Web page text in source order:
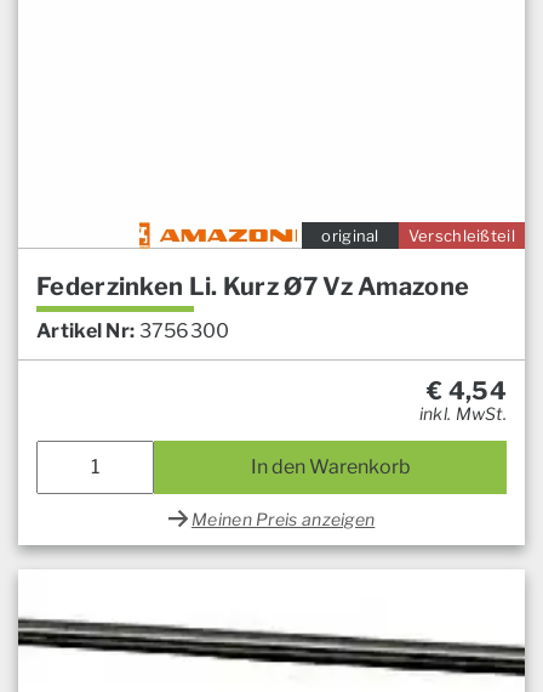
Verschleißteil
original
Federzinken Li. Kurz Ø7 Vz Amazone
Artikel Nr: 3756300
€ 4,54
inkl. MwSt.
In den Warenkorb
Meinen Preis anzeigen